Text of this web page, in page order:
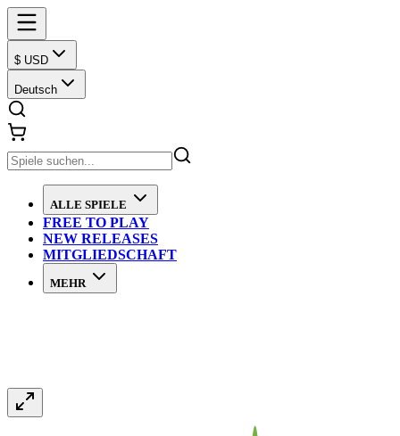
$ USD
Deutsch
ALLE SPIELE
FREE TO PLAY
NEW RELEASES
MITGLIEDSCHAFT
MEHR